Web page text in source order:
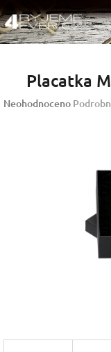
na
obsah
Placatka
Průměrné
Neohodnoceno